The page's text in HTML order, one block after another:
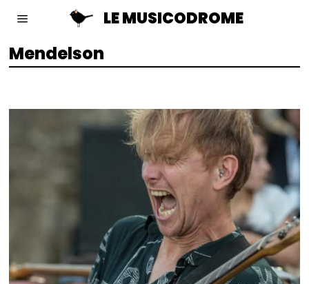
LE MUSICODROME
Mendelson